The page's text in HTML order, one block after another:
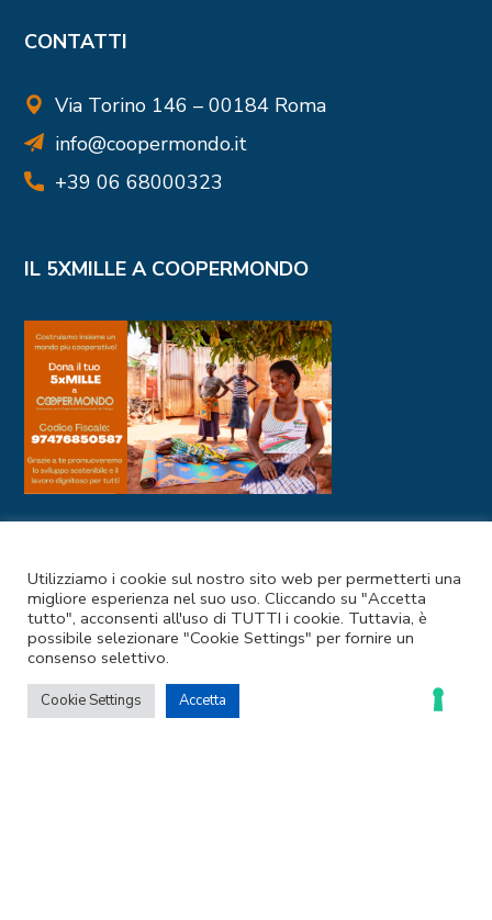
CONTATTI
Via Torino 146 – 00184 Roma
info@coopermondo.it
+39 06 68000323
IL 5XMILLE A COOPERMONDO
I NOSTRI CANALI SOCIAL
Utilizziamo i cookie sul nostro sito web per permetterti una
migliore esperienza nel suo uso. Cliccando su "Accetta
tutto", acconsenti all'uso di TUTTI i cookie. Tuttavia, è
possibile selezionare "Cookie Settings" per fornire un
consenso selettivo.
Cookie Settings Accetta